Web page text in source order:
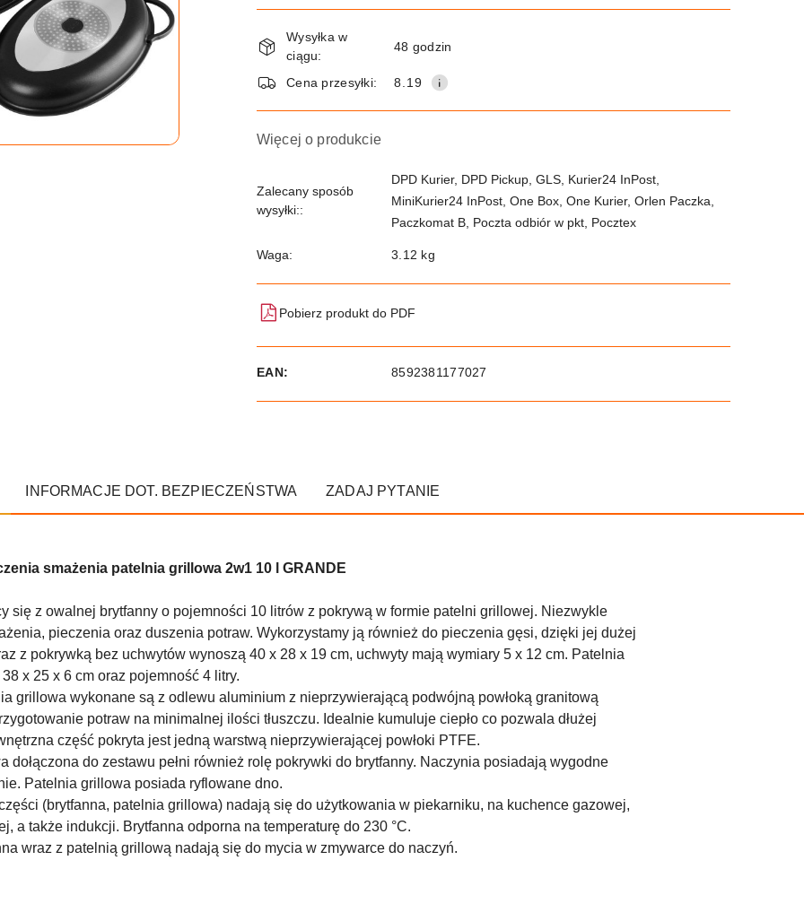
Wyślij
Dostępność
i
dostawa
Wysyłka w
ciągu:
48 godzin
Cena przesyłki: 8.19
Więcej o produkcie
Zalecany sposób
wysyłki::
DPD Kurier, DPD Pickup, GLS, Kurier24 InPost,
MiniKurier24 InPost, One Box, One Kurier, Orlen Paczka,
Paczkomat B, Poczta odbiór w pkt, Pocztex
Waga: 3.12 kg
Pobierz produkt do PDF
EAN: 8592381177027
INFORMACJE DOT. BEZPIECZEŃSTWA ZADAJ PYTANIE
smażenia patelnia grillowa 2w1 10 l GRANDE
się z owalnej brytfanny o pojemności 10 litrów z pokrywą w formie patelni grillowej. Niezwykle
pieczenia oraz duszenia potraw. Wykorzystamy ją również do pieczenia gęsi, dzięki jej dużej
z pokrywką bez uchwytów wynoszą 40 x 28 x 19 cm, uchwyty mają wymiary 5 x 12 cm. Patelnia
x 25 x 6 cm oraz pojemność 4 litry.
grillowa wykonane są z odlewu aluminium z nieprzywierającą podwójną powłoką granitową
potraw na minimalnej ilości tłuszczu. Idealnie kumuluje ciepło co pozwala dłużej
część pokryta jest jedną warstwą nieprzywierającej powłoki PTFE.
dołączona do zestawu pełni również rolę pokrywki do brytfanny. Naczynia posiadają wygodne
Patelnia grillowa posiada ryflowane dno.
(brytfanna, patelnia grillowa) nadają się do użytkowania w piekarniku, na kuchence gazowej,
a także indukcji. Brytfanna odporna na temperaturę do 230 °C.
wraz z patelnią grillową nadają się do mycia w zmywarce do naczyń.